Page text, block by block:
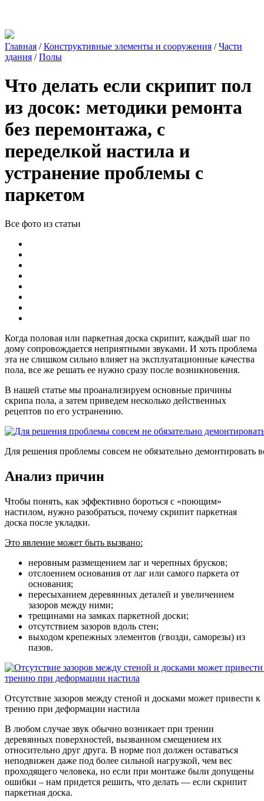
Главная /Конструктивные элементы и сооружения /Части
здания /Полы
Что делать если скрипит пол
из досок: методики ремонта
без перемонтажа, с
переделкой настила и
устранение проблемы с
паркетом
Все фото из статьи
Когда половая или паркетная доска скрипит, каждый шаг по
дому сопровождается неприятными звуками. И хоть проблема
эта не слишком сильно влияет на эксплуатационные качества
пола, все же решать ее нужно сразу после возникновения.
В нашей статье мы проанализируем основные причины
скрипа пола, а затем приведем несколько действенных
рецептов по его устранению.
Для решения проблемы совсем не обязательно демонтировать
Анализ причин
Чтобы понять, как эффективно бороться с «поющим»
настилом, нужно разобраться, почему скрипит паркетная
доска после укладки.
Это явление может быть вызвано:
неровным размещением лаг и черепных брусков;
отслоением основания от лаг или самого паркета от
основания;
пересыханием деревянных деталей и увеличением
зазоров между ними;
трещинами на замках паркетной доски;
отсутствием зазоров вдоль стен;
выходом крепежных элементов (гвозди, саморезы) из
пазов.
Отсутствие зазоров между стеной и досками может привести к
трению при деформации настила
В любом случае звук обычно возникает при трении
деревянных поверхностей, вызванном смещением их
относительно друг друга. В норме пол должен оставаться
неподвижен даже под более сильной нагрузкой, чем вес
проходящего человека, но если при монтаже были допущены
ошибки – нам придется решить, что делать — если скрипит
паркетная доска.